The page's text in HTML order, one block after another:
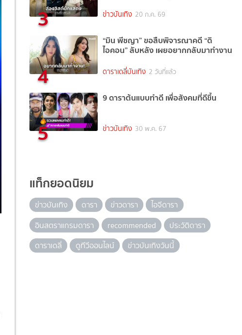
3 ข่าวบันเทิง 20 ก.ค. 69
4
“มิน พีชญา” ขอสืบพิจารณาคดี “ดิ
ไอคอน” ลับหลัง เผยอยากกลับมาทำงาน
ดาราเดลี่บันเทิง 2 วันที่แล้ว
5
9 ดาราต้นแบบทำดี เพื่อสังคมที่ดีขึ้น
ข่าวบันเทิง 30 พ.ค. 67
แท็กยอดนิยม
ข่าวบันเทิง ดารา ข่าวดารา
ไอจีดารา
อินสตราแกรมดารา
recommended
ประวัติดารา
ดาราเดลี่
ดูทีวีออนไลน์ ข่าวบันเทิงวันนี้